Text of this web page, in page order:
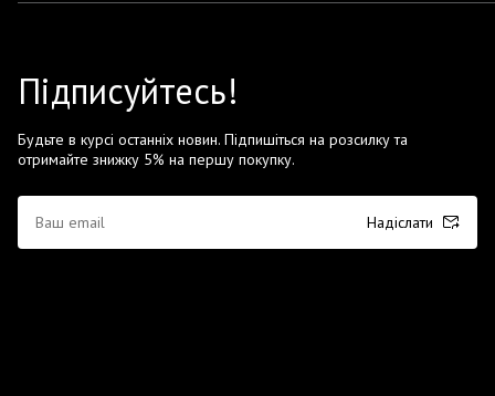
Підписуйтесь!
Будьте в курсі останніх новин. Підпишіться на розсилку та
отримайте знижку 5% на першу покупку.
Надіслати